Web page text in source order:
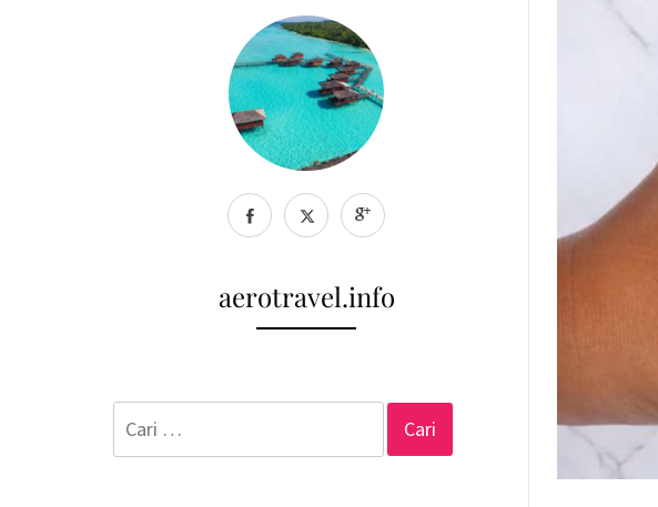
aerotravel.info